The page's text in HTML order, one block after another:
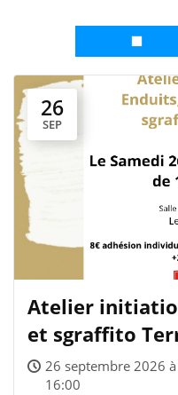
26
SEP
Atelier
et sgraffito
26 septembre 2026
16:00